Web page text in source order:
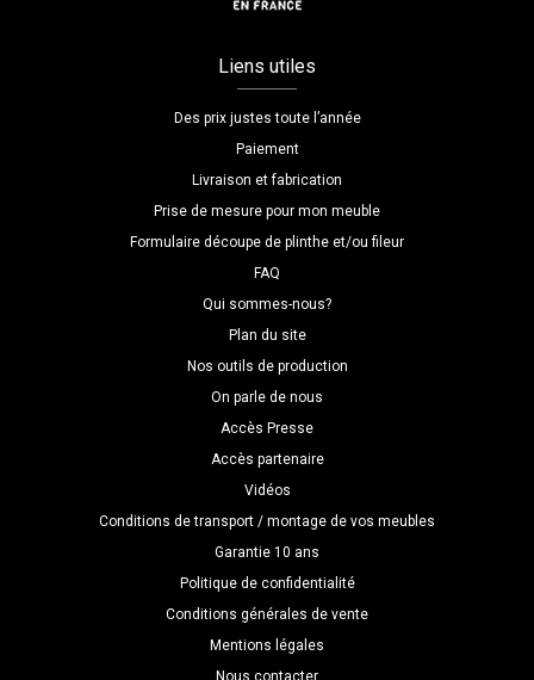
Liens utiles
Des prix justes toute l’année
Paiement
Livraison et fabrication
Prise de mesure pour mon meuble
Formulaire découpe de plinthe et/ou fileur
FAQ
Qui sommes-nous?
Plan du site
Nos outils de production
On parle de nous
Accès Presse
Accès partenaire
Vidéos
Conditions de transport / montage de vos meubles
Garantie 10 ans
Politique de confidentialité
Conditions générales de vente
Mentions légales
Nous contacter